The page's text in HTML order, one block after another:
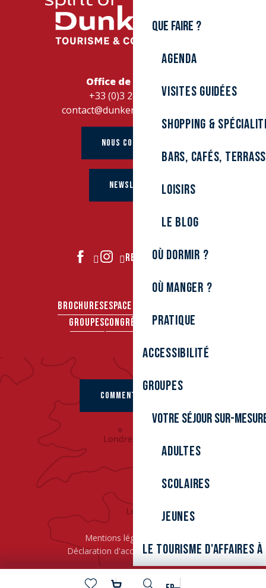
Que faire ?
Agenda
Visites guidées
Shopping &
Bars, cafés,
Loisirs
Le Blog
Où dormir ?
Où manger ?
Pratique
Accessibilité
Groupes
Votre séjour sur-
Adultes
Scolaires
Jeunes
Le tourisme d'affaires à
Office de Tourisme
+33 (0)3 28 26 27 28
contact@dunkerque-tourisme.fr
NOUS CONTACTER
NEWSLETTER
REJOIGNEZ-NOUS
BROCHURESESPACE PRO
GROUPESCONGRÈS & SÉMINAIRES
Mentions légales
Déclaration d'accessibilité
L’ÉPIC
COMMENT VENIR ?